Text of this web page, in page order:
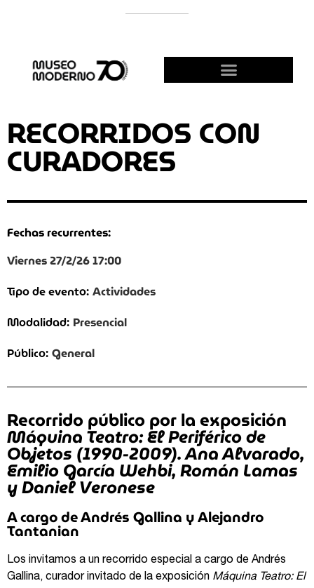
RECORRIDOS CON
CURADORES
Fechas recurrentes:
Viernes 27/2/26 17:00
Tipo de evento: Actividades
Modalidad: Presencial
Público: General
Recorrido público por la exposición
Máquina Teatro: El Periférico de
Objetos (1990-2009). Ana Alvarado,
Emilio García Wehbi, Román Lamas
y Daniel Veronese
A cargo de Andrés Gallina y Alejandro
Tantanian
Los invitamos a un recorrido especial a cargo de Andrés
Gallina, curador invitado de la exposición Máquina Teatro: El